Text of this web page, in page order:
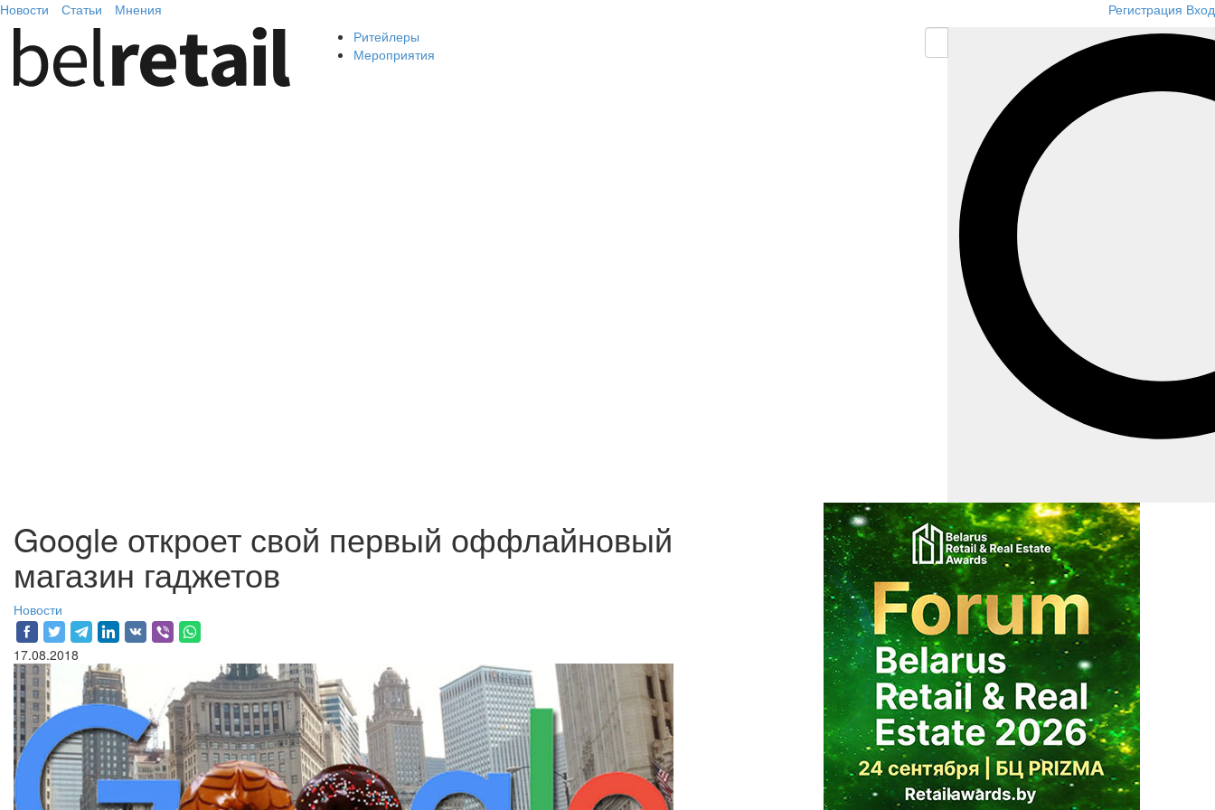
Новости Статьи Мнения Регистрация Вход
Ритейлеры
Мероприятия
Google откроет свой первый оффлайновый
магазин гаджетов
Новости
17.08.2018